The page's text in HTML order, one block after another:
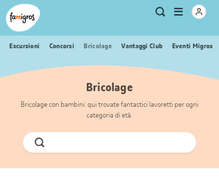
Navigazione
segnalibri
Header
Logo Metanavigazione
Ricerca
Apri
menu
Escursioni Concorsi Bricolage Vantaggi Club Eventi Migros
Bricolage
Bricolage con bambini: qui trovate fantastici lavoretti per ogni
categoria di età.
Cerca
ora